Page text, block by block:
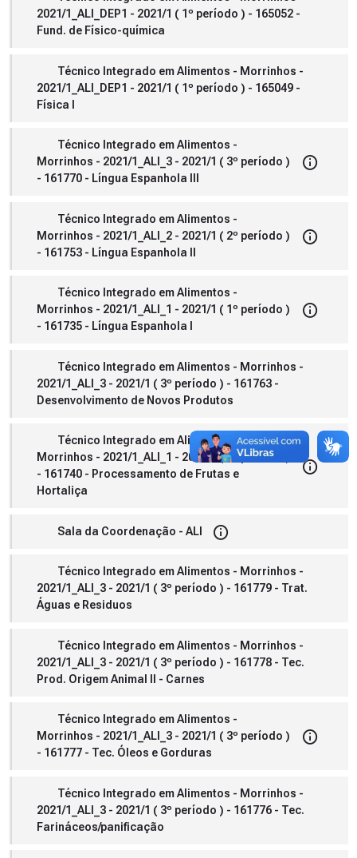
2021/1_ALI_DEP1 - 2021/1 ( 1º período ) - 165052 -
Fund. de Físico-química
Técnico Integrado em Alimentos - Morrinhos -
2021/1_ALI_DEP1 - 2021/1 ( 1º período ) - 165049 -
Física I
Técnico Integrado em Alimentos -
Morrinhos - 2021/1_ALI_3 - 2021/1 ( 3º período )
- 161770 - Língua Espanhola III
Técnico Integrado em Alimentos -
Morrinhos - 2021/1_ALI_2 - 2021/1 ( 2º período )
- 161753 - Língua Espanhola II
Técnico Integrado em Alimentos -
Morrinhos - 2021/1_ALI_1 - 2021/1 ( 1º período )
- 161735 - Língua Espanhola I
Técnico Integrado em Alimentos - Morrinhos -
2021/1_ALI_3 - 2021/1 ( 3º período ) - 161763 -
Desenvolvimento de Novos Produtos
Técnico Integrado em Alimentos -
Morrinhos - 2021/1_ALI_1 - 2021/1 ( 1º período )
- 161740 - Processamento de Frutas e
Hortaliça
Sala da Coordenação - ALI
Técnico Integrado em Alimentos - Morrinhos -
2021/1_ALI_3 - 2021/1 ( 3º período ) - 161779 - Trat.
Águas e Residuos
Técnico Integrado em Alimentos - Morrinhos -
2021/1_ALI_3 - 2021/1 ( 3º período ) - 161778 - Tec.
Prod. Origem Animal II - Carnes
Técnico Integrado em Alimentos -
Morrinhos - 2021/1_ALI_3 - 2021/1 ( 3º período )
- 161777 - Tec. Óleos e Gorduras
Técnico Integrado em Alimentos - Morrinhos -
2021/1_ALI_3 - 2021/1 ( 3º período ) - 161776 - Tec.
Farináceos/panificação